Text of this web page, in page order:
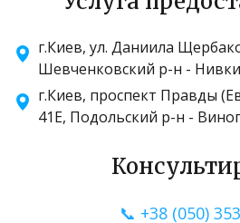
г.Киев, ул. Даниила
Шевченковский р-н - Нивки
г.Киев, проспект Правды
41Е, Подольский р-н -
📞 +38 (050)